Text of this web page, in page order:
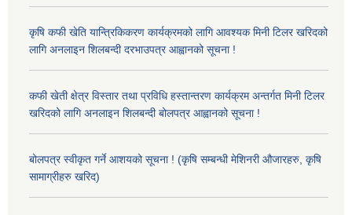
कृषि कफी खेति यान्त्रिकिकरण कार्यक्रमको लागि आवश्यक मिनी टिलर खरिदको
लागि अनलाइन शिलबन्दी दरभाउपत्र आह्वानको सूचना !
कफी खेती क्षेत्र विस्तार तथा प्रविधि हस्तान्तरण कार्यक्रम अन्तर्गत मिनी टिलर
खरिदको लागि अनलाइन शिलबन्दी बोलपत्र आह्वानको सूचना !
बोलपत्र स्वीकृत गर्ने आशयको सूचना ! (कृषि सम्बन्धी मेशिनरी औजारहरु, कृषि
सामाग्रीहरु खरिद)